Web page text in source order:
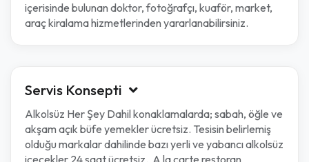
içerisinde bulunan doktor, fotoğrafçı, kuaför, market,
araç kiralama hizmetlerinden yararlanabilirsiniz.
Servis Konsepti
Alkolsüz Her Şey Dahil konaklamalarda; sabah, öğle ve
akşam açık büfe yemekler ücretsiz. Tesisin belirlemiş
olduğu markalar dahilinde bazı yerli ve yabancı alkolsüz
içecekler 24 saat ücretsiz. A la carte restoran